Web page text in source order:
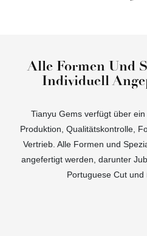
Alle Formen Und
Individuell
Tianyu Gems verfügt über
Produktion, Qualitätskontrolle,
Vertrieb. Alle Formen und
angefertigt werden, darunter
Portuguese Cut und